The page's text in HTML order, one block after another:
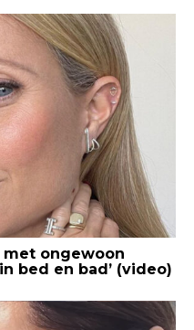
met ongewoon
bed en bad’ (video)